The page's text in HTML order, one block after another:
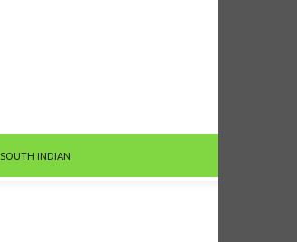
SOUTH INDIAN